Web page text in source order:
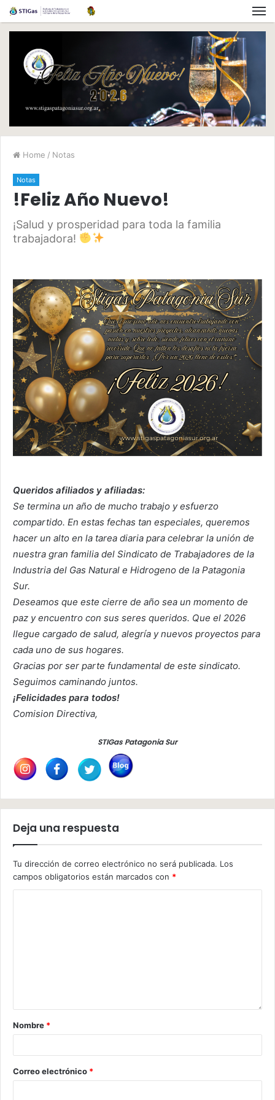
Home / Notas
Notas
!Feliz Año Nuevo!
¡Salud y prosperidad para toda la familia
trabajadora!
Queridos afiliados y afiliadas:
Se termina un año de mucho trabajo y esfuerzo
compartido. En estas fechas tan especiales, queremos
hacer un alto en la tarea diaria para celebrar la unión de
nuestra gran familia del Sindicato de Trabajadores de la
Industria del Gas Natural e Hidrogeno de la Patagonia
Sur.
Deseamos que este cierre de año sea un momento de
paz y encuentro con sus seres queridos. Que el 2026
llegue cargado de salud, alegría y nuevos proyectos para
cada uno de sus hogares.
Gracias por ser parte fundamental de este sindicato.
Seguimos caminando juntos.
¡Felicidades para todos!
Comision Directiva,
STIGas Patagonia Sur
Deja una respuesta
Tu dirección de correo electrónico no será publicada. Los
campos obligatorios están marcados con *
Nombre *
Correo electrónico *